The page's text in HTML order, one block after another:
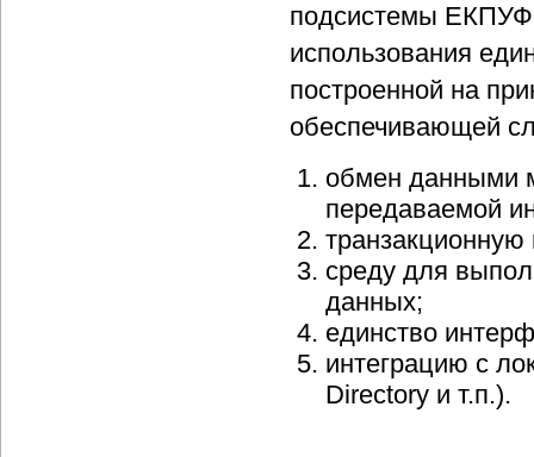
подсистемы ЕКПУФ
использования
построенной на
обеспечивающей
обмен данными
передаваемой
среду для
данных;
единство
интеграцию с
Directory и т.п.).